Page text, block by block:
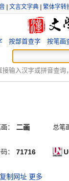
文言文字典 繁体字转
按部首查字 按笔画
接输入汉字或拼音查询
： 二画
总笔
： 71716
复制网址 更多